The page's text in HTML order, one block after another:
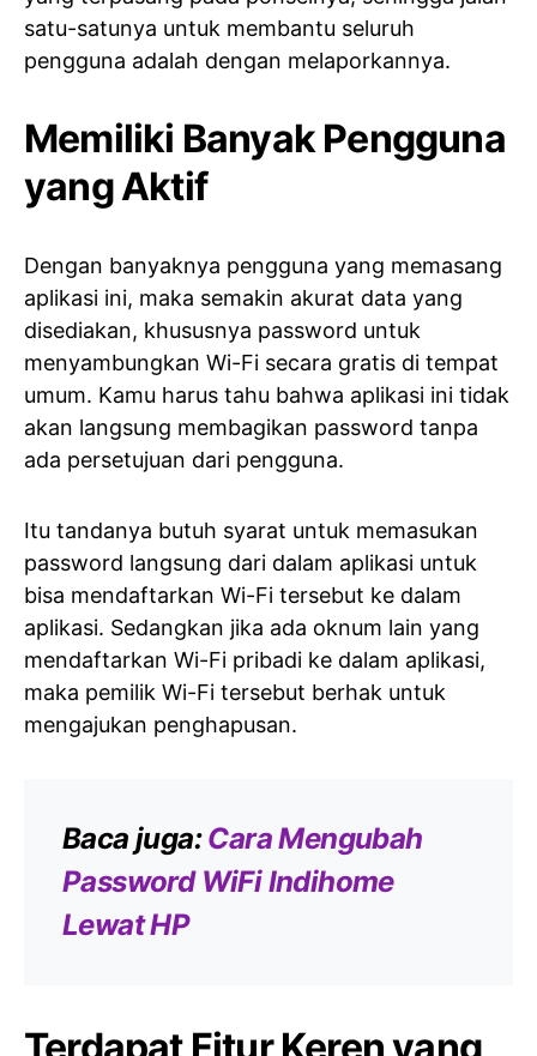
satu-satunya untuk membantu seluruh
pengguna adalah dengan melaporkannya.
Memiliki Banyak Pengguna
yang Aktif
Dengan banyaknya pengguna yang memasang
aplikasi ini, maka semakin akurat data yang
disediakan, khususnya password untuk
menyambungkan Wi-Fi secara gratis di tempat
umum. Kamu harus tahu bahwa aplikasi ini tidak
akan langsung membagikan password tanpa
ada persetujuan dari pengguna.
Itu tandanya butuh syarat untuk memasukan
password langsung dari dalam aplikasi untuk
bisa mendaftarkan Wi-Fi tersebut ke dalam
aplikasi. Sedangkan jika ada oknum lain yang
mendaftarkan Wi-Fi pribadi ke dalam aplikasi,
maka pemilik Wi-Fi tersebut berhak untuk
mengajukan penghapusan.
Baca juga:Cara Mengubah
Password WiFi Indihome
Lewat HP
Terdapat Fitur Keren yang